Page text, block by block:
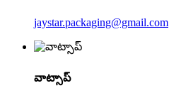
jaystar.packaging@gmail.com
వాట్సాప్